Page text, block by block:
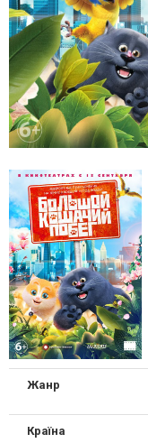
Жанр
Країна